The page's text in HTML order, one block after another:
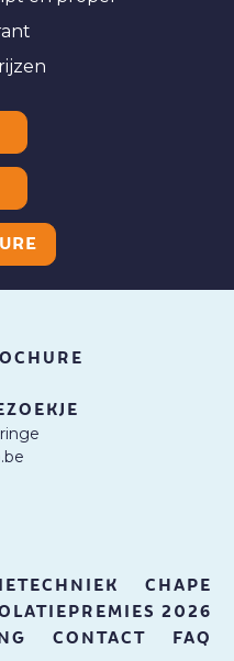
CHAPE
2026
CONTACT FAQ